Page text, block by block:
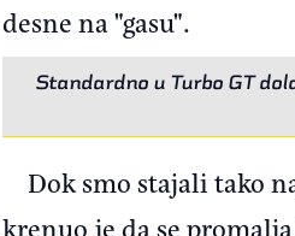
desne na "gasu".
Standardno u Turbo GT
Dok smo stajali tako
krenuo je da se